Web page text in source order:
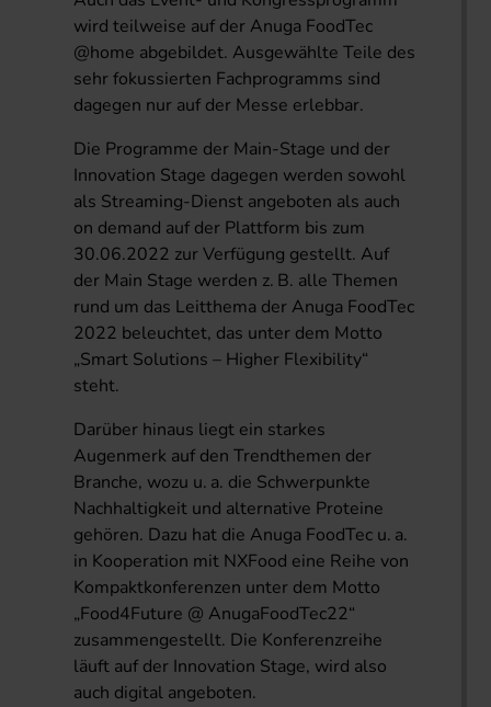
wird teilweise auf der Anuga FoodTec
@home abgebildet. Ausgewählte Teile des
sehr fokussierten Fachprogramms sind
dagegen nur auf der Messe erlebbar.
Die Programme der Main-Stage und der
Innovation Stage dagegen werden sowohl
als Streaming-Dienst angeboten als auch
on demand auf der Plattform bis zum
30.06.2022 zur Verfügung gestellt. Auf
der Main Stage werden z. B. alle Themen
rund um das Leitthema der Anuga FoodTec
2022 beleuchtet, das unter dem Motto
„Smart Solutions – Higher Flexibility“
steht.
Darüber hinaus liegt ein starkes
Augenmerk auf den Trendthemen der
Branche, wozu u. a. die Schwerpunkte
Nachhaltigkeit und alternative Proteine
gehören. Dazu hat die Anuga FoodTec u. a.
in Kooperation mit NXFood eine Reihe von
Kompaktkonferenzen unter dem Motto
„Food4Future @ AnugaFoodTec22“
zusammengestellt. Die Konferenzreihe
läuft auf der Innovation Stage, wird also
auch digital angeboten.